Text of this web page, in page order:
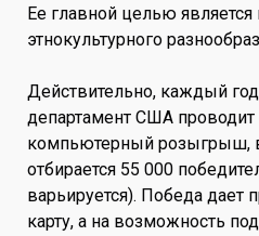
Ее главной целью
этнокультурного
Действительно, каждый
департамент США проводит
компьютерный розыгрыш, в
отбирается 55 000
варьируется). Победа дает
карту, а на возможность